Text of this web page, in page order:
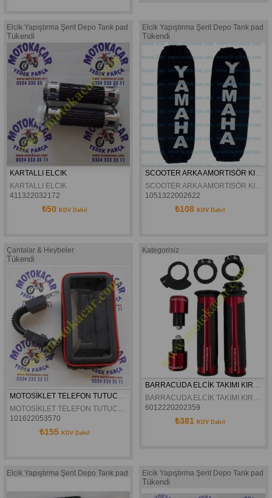
Elcik Yapıştırma Şerit Depo Tank pad
Tükendi
KARTALLI ELCIK
KARTALLI ELCIK
411322032172
₺50 KDV Dahil
Elcik Yapıştırma Şerit Depo Tank pad
Tükendi
1051322002622
₺108 KDV Dahil
Çantalar & Heybeler
Tükendi
MOTOSİKLET TELEFON TUTUCU SU GEÇİRMEZ XL
MOTOSİKLET TELEFON TUTUCU SU GEÇİRMEZ XL
101622053570
₺155 KDV Dahil
Kategorisiz
BARRACUDA ELCİK TAKIMI KIRMIZI
BARRACUDA ELCİK TAKIMI KIRMIZI
6012220202359
₺381 KDV Dahil
Elcik Yapıştırma Şerit Depo Tank pad Elcik Yapıştırma Şerit Depo Tank pad
Tükendi